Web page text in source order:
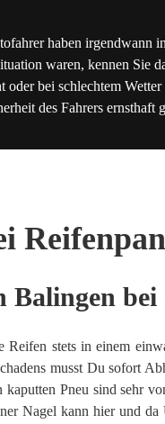
haben irgendwann
waren, kennen Sie
oder bei schlechtem
des Fahrers
bei
stets in einem
musst Du sofort
Pneu sind sehr
Nagel kann hier und da